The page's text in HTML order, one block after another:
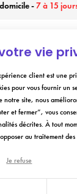
Ajouter au
-7 à 15
vie
client est une
pour vous fournir un
notre site, nous
et fermer”, vous
décrites. À tout
au traitement des
Je refuse